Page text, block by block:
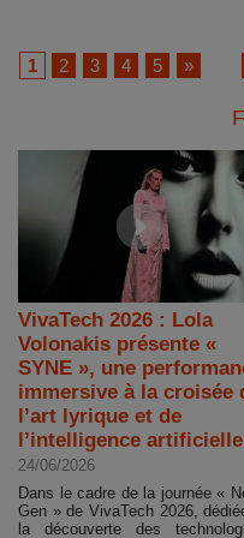
1 2 3 4 5 »
VivaTech 2026 : Lola
Volonakis présente «
SYNE », une
immersive à la croisée
l’art lyrique et de
l’intelligence artificielle
24/06/2026
Dans le cadre de la journée «
Gen » de VivaTech 2026,
la découverte des